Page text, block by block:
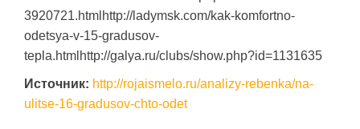
3920721.htmlhttp://ladymsk.com/kak-komfortno-
odetsya-v-15-gradusov-
tepla.htmlhttp://galya.ru/clubs/show.php?id=1131635
Источник: http://rojaismelo.ru/analizy-rebenka/na-
ulitse-16-gradusov-chto-odet